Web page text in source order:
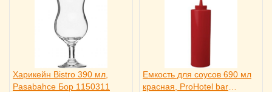
Харикейн Bistro 390 мл,
Pasabahce Бор 1150311
Емкость для соусов 690 мл
красная, ProHotel bar